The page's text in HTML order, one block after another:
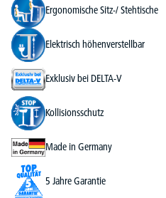
Ergonomische Sitz-/ Stehtische
Elektrisch höhenverstellbar
Exklusiv bei DELTA-V
Kollisionsschutz
Made in Germany
5 Jahre Garantie